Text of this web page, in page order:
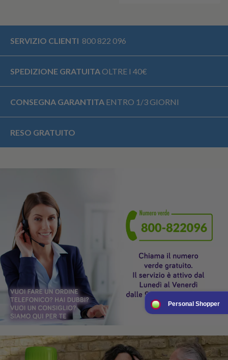
Personal Shopper
SERVIZIO CLIENTI 800 822 096
SPEDIZIONE GRATUITAOLTRE I 40€
CONSEGNA GARANTITA ENTRO 1/3 GIORNI
RESO GRATUITO